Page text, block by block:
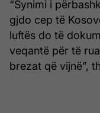
“Synimi i
gjdo cep të
luftës do të
veqantë për të
brezat që vijnë”,